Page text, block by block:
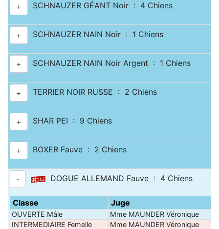
+ SCHNAUZER GÉANT Noir : 4 Chiens
+ SCHNAUZER NAIN Noir : 1 Chiens
+ SCHNAUZER NAIN Noir Argent : 1 Chiens
+ TERRIER NOIR RUSSE : 2 Chiens
+ SHAR PEI : 9 Chiens
+ BOXER Fauve : 2 Chiens
- DOGUE ALLEMAND Fauve : 4 Chiens
Classe Juge
OUVERTE Mâle
Mme MAUNDER Véronique
INTERMEDIAIRE Femelle
Mme MAUNDER Véronique